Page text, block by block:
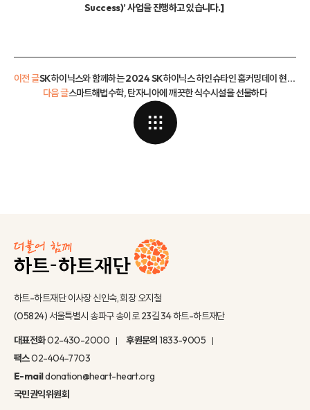
Success)’ 사업을 진행하고 있습니다.]
이전 글
SK하이닉스와 함께하는 2024 SK하이닉스 하인슈타인 홈커밍데이 현장으로 초대합니다!
스마트해법수학, 탄자니아에 깨끗한 식수시설을 선물하다
다음 글
하트-하트재단 이사장 신인숙, 회장 오지철
(05824) 서울특별시 송파구 송이로 23길 34 하트-하트재단
대표전화02-430-2000 후원문의1833-9005
팩스02-404-7703
E-maildonation@heart-heart.org
국민권익위원회